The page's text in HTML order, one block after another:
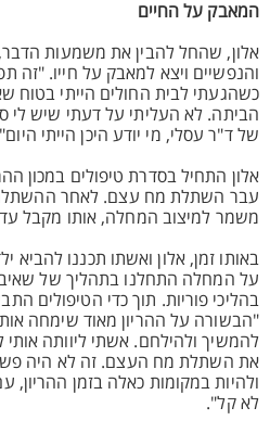
המאבק על החיים
אלון, שהחל להבין את משמעות הדבר,
והנפשיים ויצא למאבק על חייו. "זה
כשהגעתי לבית החולים הייתי בטוח
הביתה. לא העליתי על דעתי שיש לי
של ד"ר עסלי, מי יודע היכן הייתי
אלון התחיל בסדרת טיפולים במכון
עבר השתלת מח עצם. לאחר ההשתלה
משמר למיצוב המחלה, אותו מקבל עד
באותו זמן, אלון ואשתו תכננו להביא
על המחלה התחלנו בתהליך של
בהליכי פוריות. תוך כדי הטיפולים
"הבשורה על ההריון מאוד שימחה
להמשיך ולהילחם. אשתי ליוותה
את השתלת מח העצם. זה לא היה
ולהיות במקומות כאלה בזמן ההריון,
לא קל".